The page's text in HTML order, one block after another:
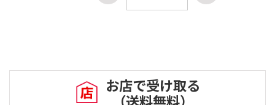
お店で受け取る
（送料無料）